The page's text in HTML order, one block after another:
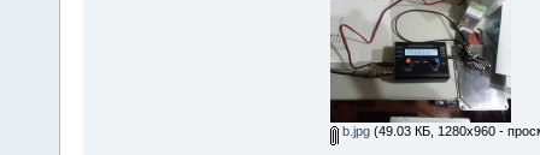
b.jpg(49.03 КБ, 1280x960 -